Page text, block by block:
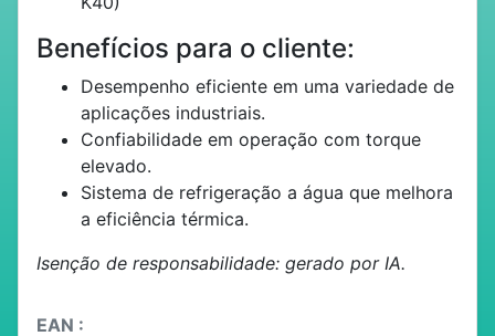
Benefícios para o cliente:
Desempenho eficiente em uma variedade de
aplicações industriais.
Confiabilidade em operação com torque
elevado.
Sistema de refrigeração a água que melhora
a eficiência térmica.
Isenção de responsabilidade: gerado por IA.
EAN :